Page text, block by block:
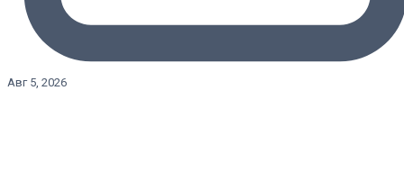
Авг 5, 2026